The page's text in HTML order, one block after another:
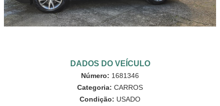
DADOS DO VEÍCULO
Número: 1681346
Categoria: CARROS
Condição: USADO